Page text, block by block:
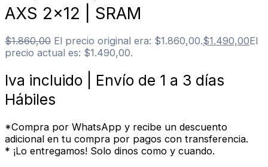
AXS 2×12 | SRAM
$1.860,00 El precio original era: $1.860,00.$1.490,00El
precio actual es: $1.490,00.
Iva incluido | Envío de 1 a 3 días
Hábiles
*Compra por WhatsApp y recibe un descuento
adicional en tu compra por pagos con transferencia.
* ¡Lo entregamos! Solo dinos como y cuando.